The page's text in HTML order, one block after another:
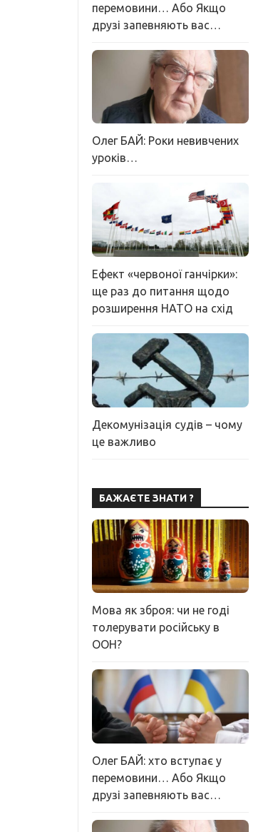
перемовини… Або Якщо
друзі запевняють вас…
Олег БАЙ: Роки невивчених
уроків…
Ефект «червоної ганчірки»:
ще раз до питання щодо
розширення НАТО на схід
Декомунізація судів – чому
це важливо
БАЖАЄТЕ ЗНАТИ ?
Мова як зброя: чи не годі
толерувати російську в
ООН?
Олег БАЙ: хто вступає у
перемовини… Або Якщо
друзі запевняють вас…